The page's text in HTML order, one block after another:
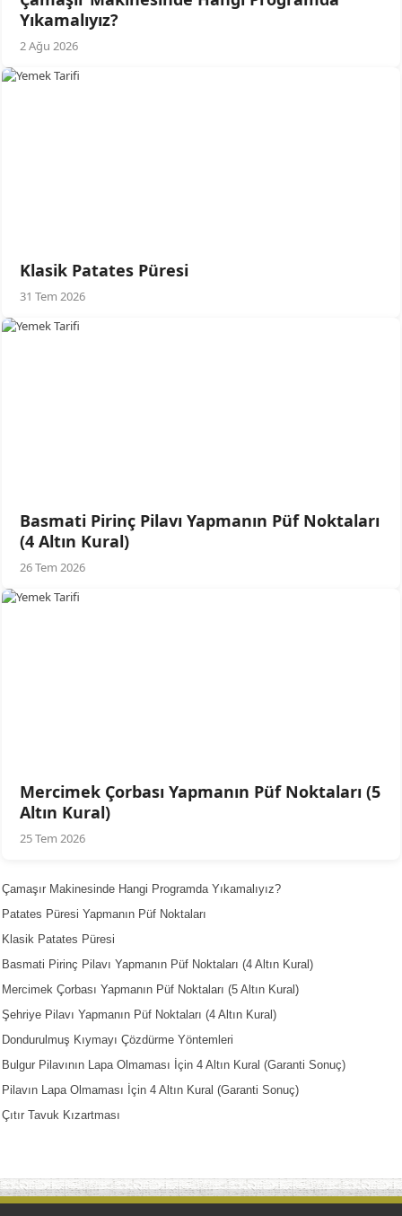
Yıkamalıyız?
2 Ağu 2026
Klasik Patates Püresi
31 Tem 2026
Basmati Pirinç Pilavı Yapmanın Püf Noktaları
(4 Altın Kural)
26 Tem 2026
Mercimek Çorbası Yapmanın Püf Noktaları (5
Altın Kural)
25 Tem 2026
Çamaşır Makinesinde Hangi Programda Yıkamalıyız?
Patates Püresi Yapmanın Püf Noktaları
Klasik Patates Püresi
Basmati Pirinç Pilavı Yapmanın Püf Noktaları (4 Altın Kural)
Mercimek Çorbası Yapmanın Püf Noktaları (5 Altın Kural)
Şehriye Pilavı Yapmanın Püf Noktaları (4 Altın Kural)
Dondurulmuş Kıymayı Çözdürme Yöntemleri
Bulgur Pilavının Lapa Olmaması İçin 4 Altın Kural (Garanti Sonuç)
Pilavın Lapa Olmaması İçin 4 Altın Kural (Garanti Sonuç)
Çıtır Tavuk Kızartması